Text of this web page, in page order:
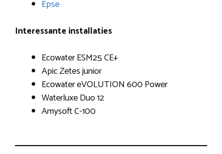
Epse
Interessante installaties
Ecowater ESM25 CE+
Apic Zetes junior
Ecowater eVOLUTION 600 Power
Waterluxe Duo 12
Amysoft C-100